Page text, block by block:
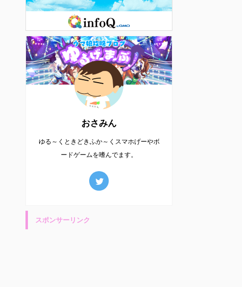
おさみん
ゆる～くときどきふか～くスマホげーやボ
ードゲームを嗜んでます。
スポンサーリンク